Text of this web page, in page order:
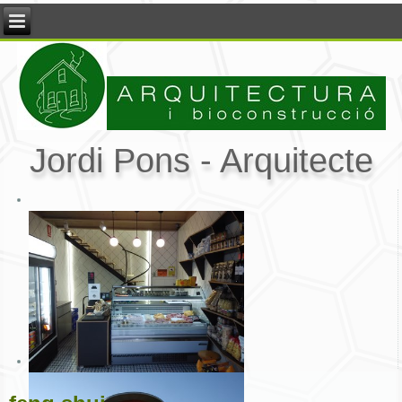
Jordi Pons - Arquitecte